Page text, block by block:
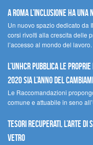
A Roma l’inclusione ha una
Un nuovo spazio dedicato da
corsi rivolti alla crescita delle
l’accesso al mondo del lavoro.
L’UNHCR pubblica le
2020 sia l’anno del
Le Raccomandazioni
comune e attuabile in seno
Tesori recuperati, l’arte di
Vetro